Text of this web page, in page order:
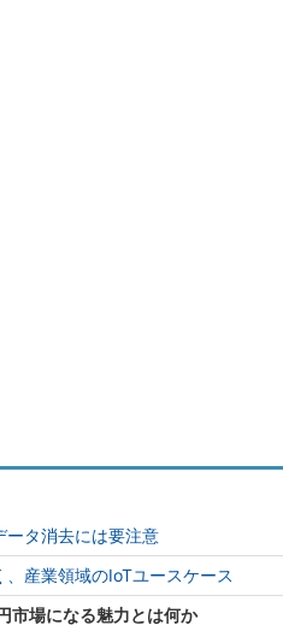
ータ消去には要注意
産業領域のIoTユースケース
市場になる魅力とは何か